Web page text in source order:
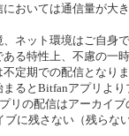
おいては通信量が大
ネット環境はご自身
る特性上、不慮の一
定期での配信となりま
るとBitfanアプリより
リの配信はアーカイブ
に残さない（残らな